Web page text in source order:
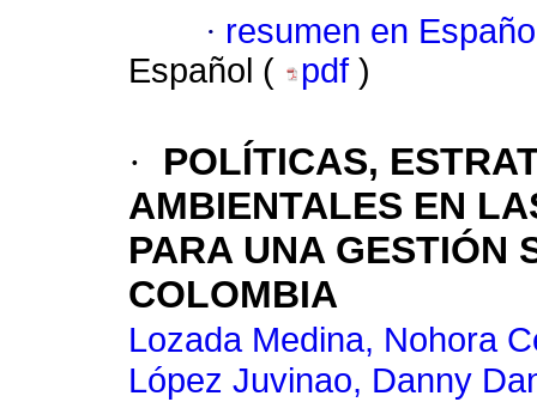
· resumen en
Español (
pdf )
·
POLÍTICAS,
AMBIENTALES EN
PARA UNA GESTIÓN
COLOMBIA
Lozada Medina, Nohora
López Juvinao, Danny